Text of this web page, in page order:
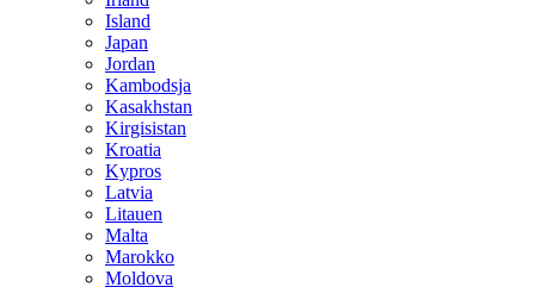
Island
Japan
Jordan
Kambodsja
Kasakhstan
Kirgisistan
Kroatia
Kypros
Latvia
Litauen
Malta
Marokko
Moldova